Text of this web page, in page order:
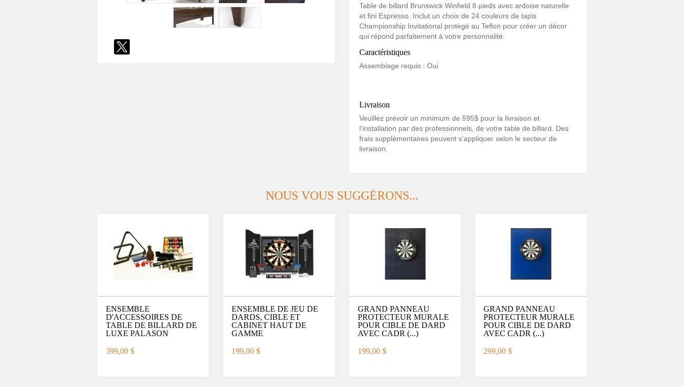
Table de billard Brunswick Winfield 8 pieds avec ardoise naturelle
et fini Espresso. Inclut un choix de 24 couleurs de tapis
Championship Invitational protégé au Teflon pour créer un décor
qui répond parfaitement à votre personnalité.
Caractéristiques
Assemblage requis : Oui
Livraison
Veuillez prévoir un minimum de 595$ pour la livraison et
l'installation par des professionnels, de votre table de billard. Des
frais supplémentaires peuvent s'appliquer selon le secteur de
livraison.
NOUS VOUS SUGGÉRONS...
ENSEMBLE
D'ACCESSOIRES DE
TABLE DE BILLARD DE
LUXE PALASON
399,00 $
ENSEMBLE DE JEU DE
DARDS, CIBLE ET
CABINET HAUT DE
GAMME
199,00 $
GRAND PANNEAU
PROTECTEUR MURALE
POUR CIBLE DE DARD
AVEC CADR (...)
199,00 $
GRAND PANNEAU
PROTECTEUR MURALE
POUR CIBLE DE DARD
AVEC CADR (...)
299,00 $